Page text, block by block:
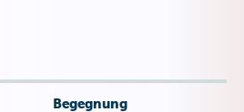
Begegnung